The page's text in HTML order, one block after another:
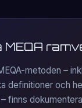
MEQA
metoden –
definitioner och
finns